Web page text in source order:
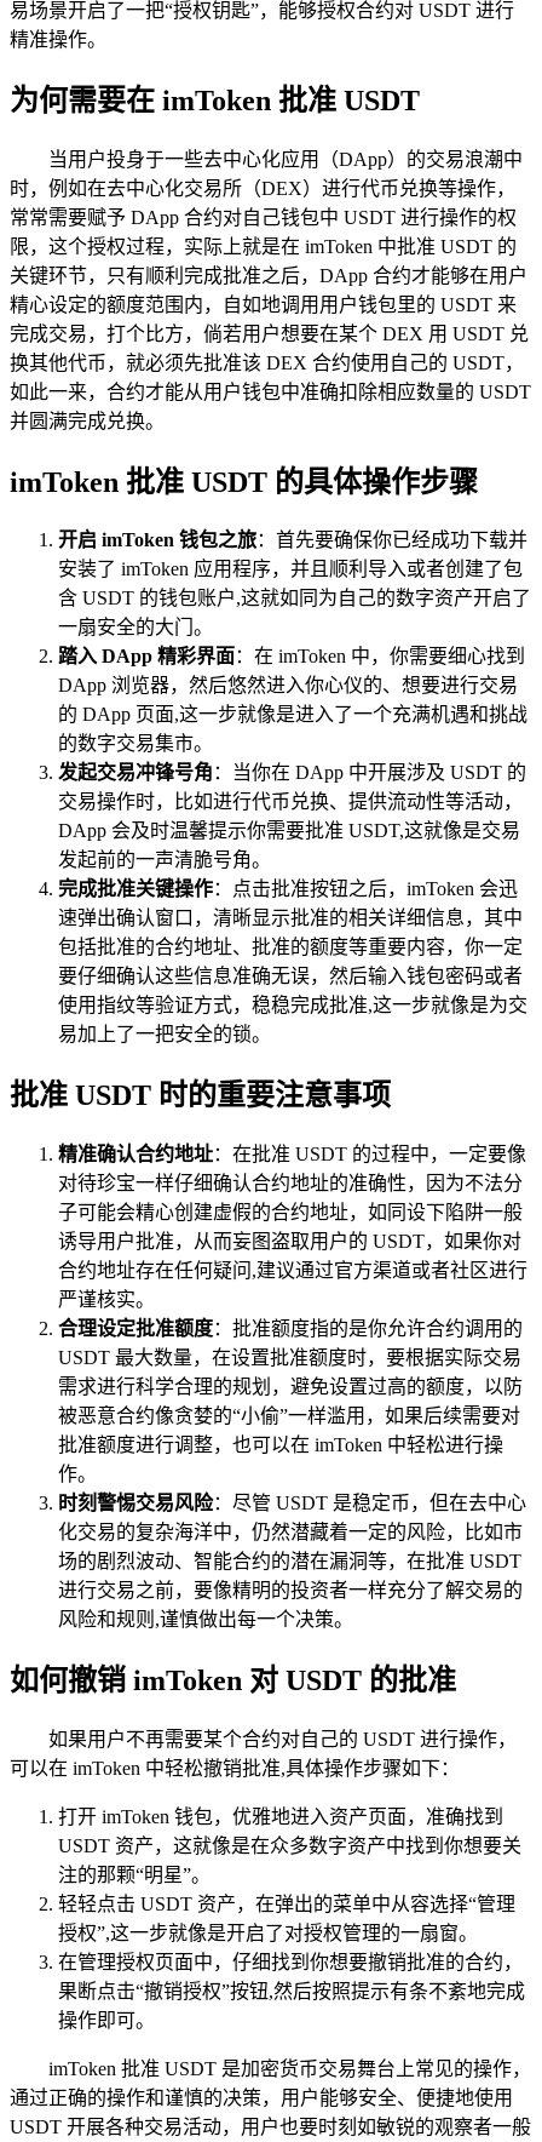
易场景开启了一把“授权钥匙”，能够授权合约对 USDT 进行
精准操作。
为何需要在 imToken 批准 USDT
当用户投身于一些去中心化应用（DApp）的交易浪潮中
时，例如在去中心化交易所（DEX）进行代币兑换等操作，
常常需要赋予 DApp 合约对自己钱包中 USDT 进行操作的权
限，这个授权过程，实际上就是在 imToken 中批准 USDT 的
关键环节，只有顺利完成批准之后，DApp 合约才能够在用户
精心设定的额度范围内，自如地调用用户钱包里的 USDT 来
完成交易，打个比方，倘若用户想要在某个 DEX 用 USDT 兑
换其他代币，就必须先批准该 DEX 合约使用自己的 USDT，
如此一来，合约才能从用户钱包中准确扣除相应数量的 USDT
并圆满完成兑换。
imToken 批准 USDT 的具体操作步骤
开启 imToken 钱包之旅：首先要确保你已经成功下载并
安装了 imToken 应用程序，并且顺利导入或者创建了包
含 USDT 的钱包账户,这就如同为自己的数字资产开启了
一扇安全的大门。
踏入 DApp 精彩界面：在 imToken 中，你需要细心找到
DApp 浏览器，然后悠然进入你心仪的、想要进行交易
的 DApp 页面,这一步就像是进入了一个充满机遇和挑战
的数字交易集市。
发起交易冲锋号角 ：当你在 DApp 中开展涉及 USDT 的
交易操作时，比如进行代币兑换、提供流动性等活动，
DApp 会及时温馨提示你需要批准 USDT,这就像是交易
发起前的一声清脆号角。
完成批准关键操作：点击批准按钮之后，imToken 会迅
速弹出确认窗口，清晰显示批准的相关详细信息，其中
包括批准的合约地址、批准的额度等重要内容，你一定
要仔细确认这些信息准确无误，然后输入钱包密码或者
使用指纹等验证方式，稳稳完成批准,这一步就像是为交
易加上了一把安全的锁。
批准 USDT 时的重要注意事项
精准确认合约地址：在批准 USDT 的过程中，一定要像
对待珍宝一样仔细确认合约地址的准确性，因为不法分
子可能会精心创建虚假的合约地址，如同设下陷阱一般
诱导用户批准，从而妄图盗取用户的 USDT，如果你对
合约地址存在任何疑问,建议通过官方渠道或者社区进行
严谨核实。
合理设定批准额度：批准额度指的是你允许合约调用的
USDT 最大数量，在设置批准额度时，要根据实际交易
需求进行科学合理的规划，避免设置过高的额度，以防
被恶意合约像贪婪的“小偷”一样滥用，如果后续需要对
批准额度进行调整，也可以在 imToken 中轻松进行操
作。
时刻警惕交易风险：尽管 USDT 是稳定币，但在去中心
化交易的复杂海洋中，仍然潜藏着一定的风险，比如市
场的剧烈波动、智能合约的潜在漏洞等，在批准 USDT
进行交易之前，要像精明的投资者一样充分了解交易的
风险和规则,谨慎做出每一个决策。
如何撤销 imToken 对 USDT 的批准
如果用户不再需要某个合约对自己的 USDT 进行操作，
可以在 imToken 中轻松撤销批准,具体操作步骤如下：
打开 imToken 钱包，优雅地进入资产页面，准确找到
USDT 资产，这就像是在众多数字资产中找到你想要关
注的那颗“明星”。
轻轻点击 USDT 资产，在弹出的菜单中从容选择“管理
授权”,这一步就像是开启了对授权管理的一扇窗。
在管理授权页面中，仔细找到你想要撤销批准的合约，
果断点击“撤销授权”按钮,然后按照提示有条不紊地完成
操作即可。
imToken 批准 USDT 是加密货币交易舞台上常见的操作，
通过正确的操作和谨慎的决策，用户能够安全、便捷地使用
USDT 开展各种交易活动，用户也要时刻如敏锐的观察者一般